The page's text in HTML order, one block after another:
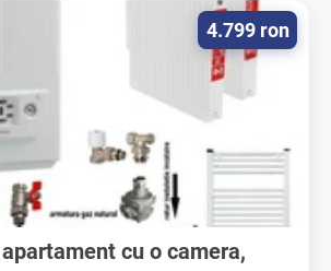
cu o camera,
4.799 ron